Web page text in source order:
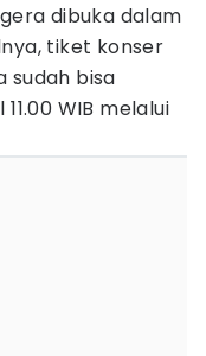
dibuka dalam
tiket konser
sudah bisa
WIB melalui